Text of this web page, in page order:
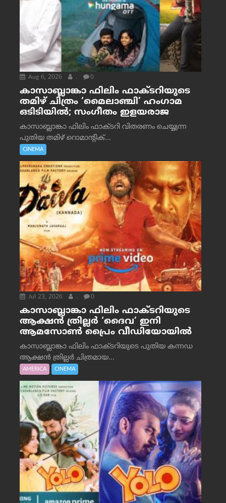
Aug 6, 2026 . 0
കാസാബ്ലാങ്കാ ഫിലിം ഫാക്ടറിയുടെ
തമിഴ് ചിത്രം ‘മൈലാഞ്ചി’ ഹംഗാമ
ഒടിടിയിൽ; സംഗീതം ഇളയരാജ
കാസാബ്ലാങ്കാ ഫിലിം ഫാക്ടറി വിതരണം ചെയ്യുന്ന
പുതിയ തമിഴ് റൊമാന്റിക്...
CINEMA
Jul 23, 2026 . 0
കാസാബ്ലാങ്കാ ഫിലിം ഫാക്ടറിയുടെ
ആക്ഷൻ ത്രില്ലർ ‘ദൈവ’ ഇനി
ആമസോൺ പ്രൈം വീഡിയോയിൽ
കാസാബ്ലാങ്കാ ഫിലിം ഫാക്ടറിയുടെ പുതിയ കന്നഡ
ആക്ഷൻ ത്രില്ലർ ചിത്രമായ...
AMERICA CINEMA